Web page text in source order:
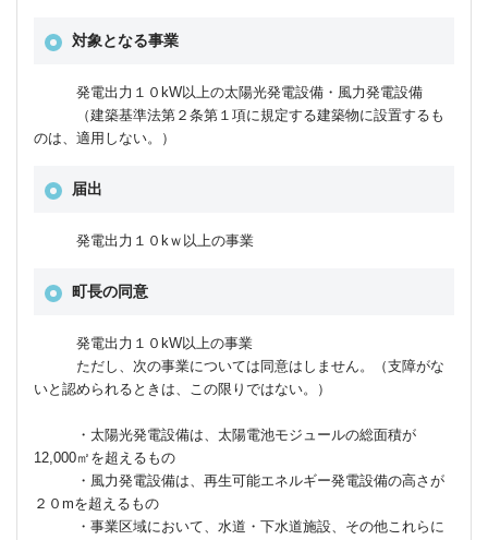
対象となる事業
発電出力１０kW以上の太陽光発電設備・風力発電設備
（建築基準法第２条第１項に規定する建築物に設置するも
のは、適用しない。）
届出
発電出力１０kｗ以上の事業
町長の同意
発電出力１０kW以上の事業
ただし、次の事業については同意はしません。（支障がな
いと認められるときは、この限りではない。）
・太陽光発電設備は、太陽電池モジュールの総面積が
12,000㎡を超えるもの
・風力発電設備は、再生可能エネルギー発電設備の高さが
２０mを超えるもの
・事業区域において、水道・下水道施設、その他これらに